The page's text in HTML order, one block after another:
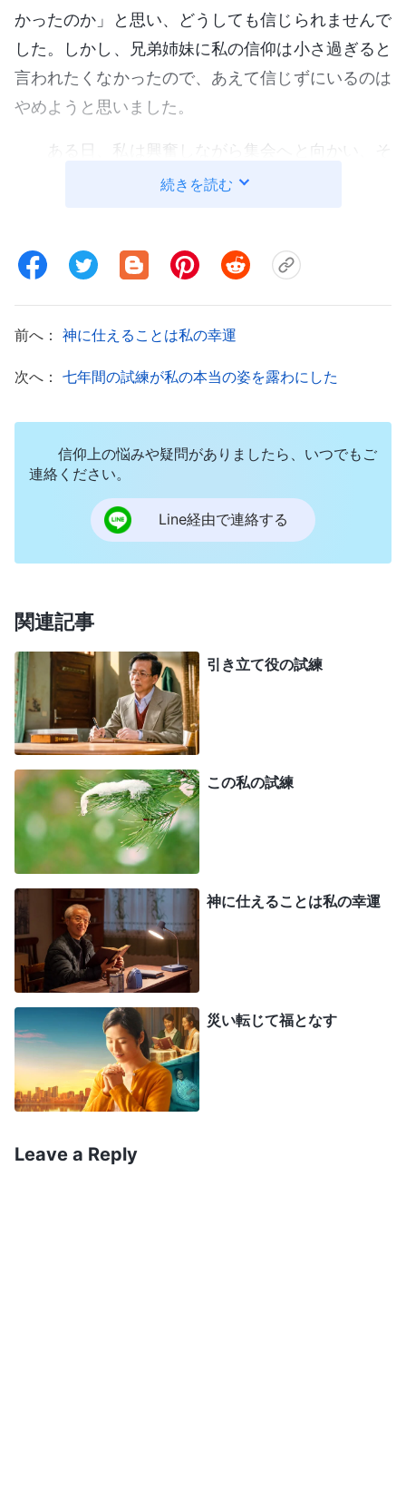
かったのか」と思い、どうしても信じられませんで
した。しかし、兄弟姉妹に私の信仰は小さ過ぎると
言われたくなかったので、あえて信じずにいるのは
やめようと思いました。
ある日、私は興奮しながら集会へと向かい、そ
こで２人の指導者が教会に来ているのを見ました。
尋ねました。「あなたたちが効力者なら、私たちは
ずに本当のことを言いました。「中国に住む私たち
りしました。そんなはずはない。これが現実なの
はいきませんでした。しかし、気が変わってこう考
えました。「彼らは指導者として、それぞれの家族
と仕事を手放し、神の働きのために沢山苦しみ、大
と言えるだろう。効力者は効力者なのだ」こう考え
帰宅後、私は再度神の御言葉を読み、効力者に
ついて神が何とおっしゃっているかを探しました。
そして次の一節を見つけました。「
心を伴わずに奉仕する人々よ、聞きなさい。あなた
方はわたしに奉仕する時、わたしの恵みを多少受け
ることができる。つまり、あなた方はわたしの後の
働きと将来生じることがらについてしばらくの間は
知るだろうが、それを享受することは絶対にないだ
ろう。これがわたしの恵みである。奉仕が完了した
らすぐに離れなさい。ぐずぐずしてはいけない。わ
たしの長子である人々は高慢であってはならない
が、誇りはもってもよい。わたしがあなた方に限り
ない祝福を与えたからである。滅びの標的になって
いる人々は自分自身に困難をもたらすべきではな
く、自分の運命を哀れに思うべきではない。誰があ
終了した後、あなたは再度底なしの穴に戻るだろ
続きを読む
前へ： 神に仕えることは私の幸運
次へ： 七年間の試練が私の本当の姿を露わにした
信仰上の悩みや疑問がありましたら、いつでもご
連絡ください。
Line経由で連絡する
関連記事
引き立て役の試練
この私の試練
神に仕えることは私の幸運
災い転じて福となす
Leave a Reply